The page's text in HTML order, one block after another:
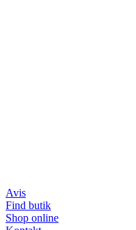
Avis
Find butik
Shop online